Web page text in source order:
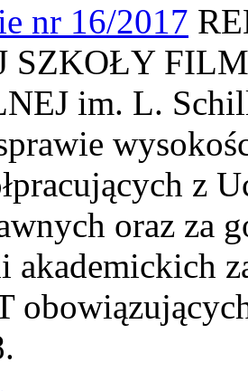
nr 16/2017
SZKOŁY
im. L.
z
oraz za
akademickich